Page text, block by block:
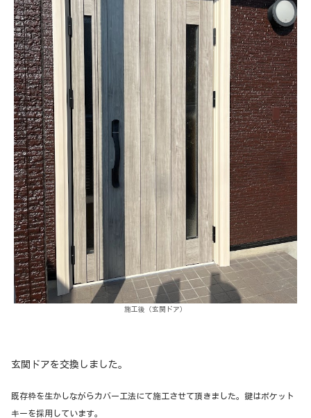
施工後（玄関ドア）
玄関ドアを交換しました。
既存枠を生かしながらカバー工法にて施工させて頂きました。鍵はポケット
キーを採用しています。